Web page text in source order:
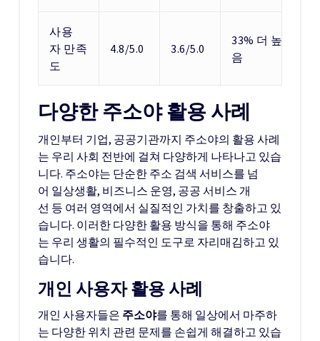
사용
자 만족
도
4.8/5.0 3.6/5.0
33% 더 높
음
다양한 주소야 활용 사례
개인부터 기업, 공공기관까지 주소야의 활용 사례
는 우리 사회 전반에 걸쳐 다양하게 나타나고 있습
니다. 주소야는 단순한 주소 검색 서비스를 넘
어 일상생활, 비즈니스 운영, 공공 서비스 개
선 등 여러 영역에서 실질적인 가치를 창출하고 있
습니다. 이러한 다양한 활용 방식을 통해 주소야
는 우리 생활의 필수적인 도구로 자리매김하고 있
습니다.
개인 사용자 활용 사례
개인 사용자들은 주소야를 통해 일상에서 마주하
는 다양한 위치 관련 문제를 손쉽게 해결하고 있습